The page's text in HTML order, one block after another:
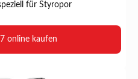
für Styropor
online kaufen